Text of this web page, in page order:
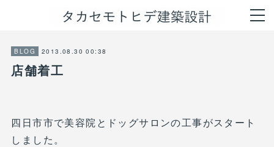
BLOG 2013.08.30 00:38
店舗着工
四日市市で美容院とドッグサロンの工事がスタート
しました。